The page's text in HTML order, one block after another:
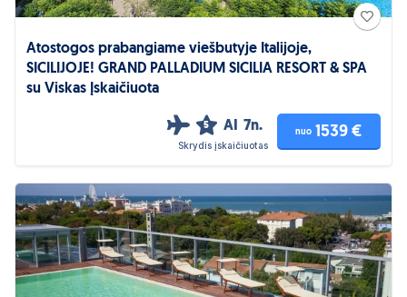
Atostogos prabangiame viešbutyje Italijoje,
SICILIJOJE! GRAND PALLADIUM SICILIA RESORT & SPA
su Viskas Įskaičiuota
5 AI 7n.
Skrydis įskaičiuotas
nuo 1539 €